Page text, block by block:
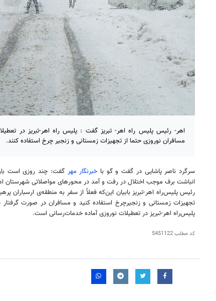
اهر- رئیس پلیس راه اهر- تبریز گفت : پلیس راه اهر-تبریز در
مسافران نوروزی حتما از تجهیزات زمستانی و زنجیر چرخ استفاده کنند.
سرگرد ناصر پاشایی در گفت وگو با خبرنگار مهر گفت: چند روزی است
انباشت برف موجب اختلال در رفت و آمد در محورهای مواصلاتی
رئیس پلیس‌راه اهر-تبریز بابیان این‌که فعلاً از سفر به منطقه‌ی ارسباران
تجهیزات زمستانی وزنجیرچرخ
پلیس‌راه اهر-تبریز در تعطیلات نوروزی آماده خدمات‌رسانی است.
کد مطلب5451122